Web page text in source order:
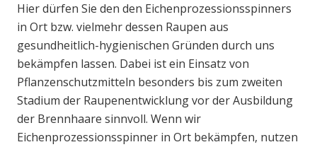
Hier dürfen Sie den den Eichenprozessionsspinners
in Ort bzw. vielmehr dessen Raupen aus
gesundheitlich-hygienischen Gründen durch uns
bekämpfen lassen. Dabei ist ein Einsatz von
Pflanzenschutzmitteln besonders bis zum zweiten
Stadium der Raupenentwicklung vor der Ausbildung
der Brennhaare sinnvoll. Wenn wir
Eichenprozessionsspinner in Ort bekämpfen, nutzen